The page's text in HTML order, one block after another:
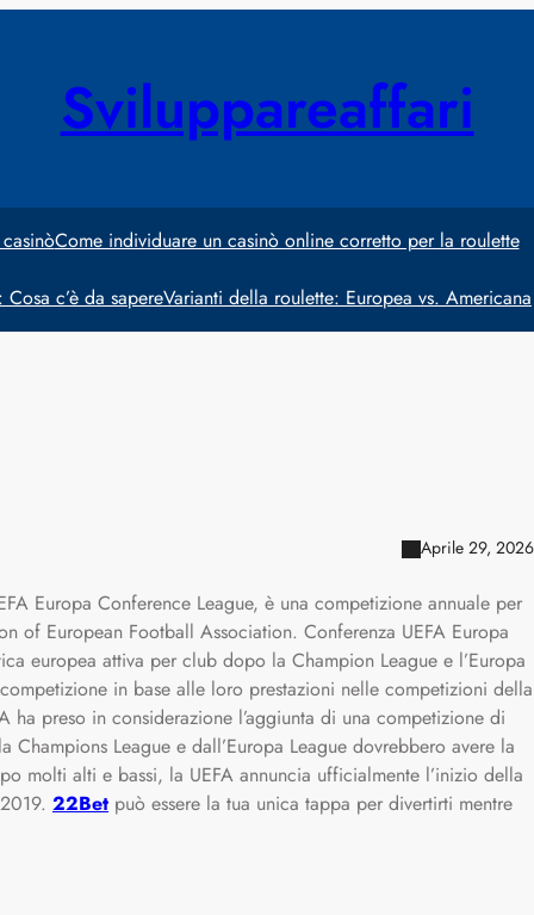
Sviluppareaffari
Come individuare un casinò online corretto per la roulette
c’è da sapereVarianti della roulette: Europea vs. Americana
Aprile 29, 2026
Europa Conference League, è una competizione annuale per
of European Football Association. Conferenza UEFA Europa
europea attiva per club dopo la Champion League e l’Europa
in base alle loro prestazioni nelle competizioni della
preso in considerazione l’aggiunta di una competizione di
League e dall’Europa League dovrebbero avere la
molti alti e bassi, la UEFA annuncia ufficialmente l’inizio della
22Bet può essere la tua unica tappa per divertirti mentre